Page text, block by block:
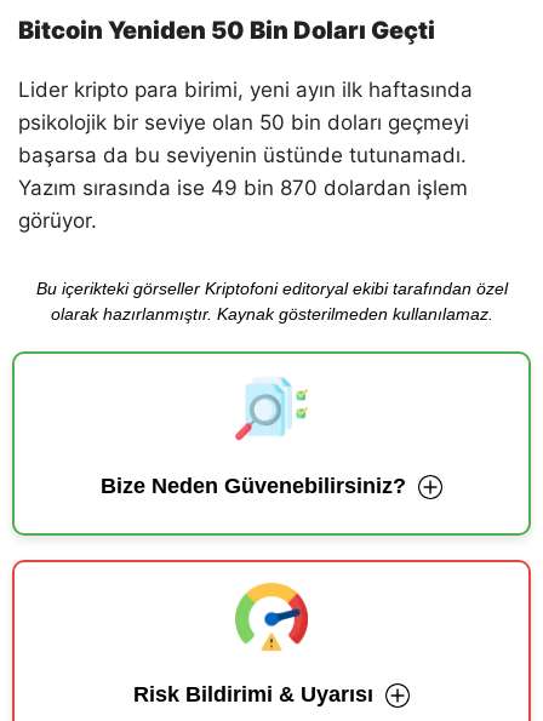
Bitcoin Yeniden 50 Bin Doları Geçti
Lider kripto para birimi, yeni ayın ilk haftasında
psikolojik bir seviye olan 50 bin doları geçmeyi
başarsa da bu seviyenin üstünde tutunamadı.
Yazım sırasında ise 49 bin 870 dolardan işlem
görüyor.
Bu içerikteki görseller Kriptofoni editoryal ekibi tarafından özel
olarak hazırlanmıştır. Kaynak gösterilmeden kullanılamaz.
Bize Neden Güvenebilirsiniz?
Risk Bildirimi & Uyarısı